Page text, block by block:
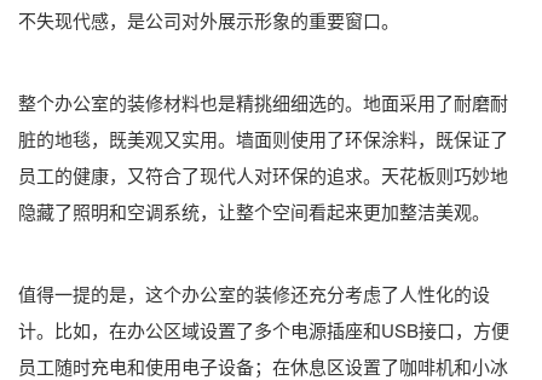
不失现代感，是公司对外展示形象的重要窗口。
整个办公室的装修材料也是精挑细细选的。地面采用了耐磨耐
脏的地毯，既美观又实用。墙面则使用了环保涂料，既保证了
员工的健康，又符合了现代人对环保的追求。天花板则巧妙地
隐藏了照明和空调系统，让整个空间看起来更加整洁美观。
值得一提的是，这个办公室的装修还充分考虑了人性化的设
计。比如，在办公区域设置了多个电源插座和USB接口，方便
员工随时充电和使用电子设备；在休息区设置了咖啡机和小冰